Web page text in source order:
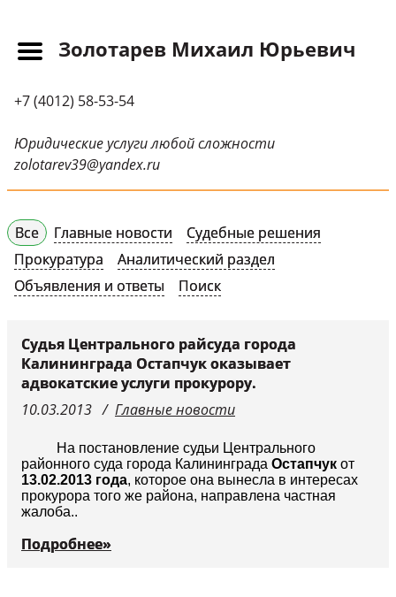
Прайс-лист
Новости
Обращения
Научные публикации
Контактная
Судебные решения
СМИ о нас
Судьи
Золотарев Михаил Юрьевич
+7 (4012) 58-53-54
Юридические услуги любой сложности
zolotarev39@yandex.ru
Все Главные новости
Судебные решения
Прокуратура
Аналитический раздел
Объявления и ответы
Поиск
Судья Центрального райсуда города
Калининграда Остапчук оказывает
адвокатские услуги прокурору.
10.03.2013
Главные новости
На постановление судьи Центрального
районного суда города Калининграда Остапчук от
13.02.2013 года, которое она вынесла в интересах
прокурора того же района, направлена частная
жалоба..
Подробнее»